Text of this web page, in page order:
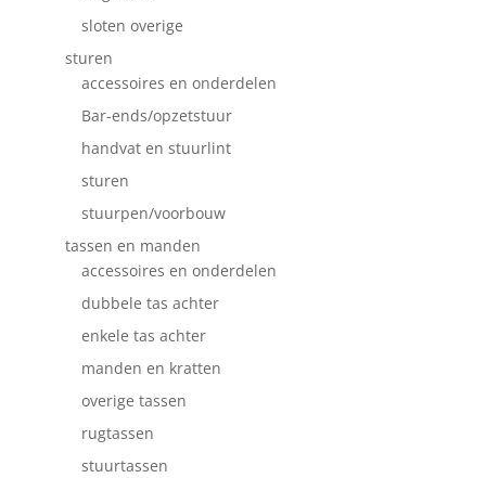
sloten overige
sturen
accessoires en onderdelen
Bar-ends/opzetstuur
handvat en stuurlint
sturen
stuurpen/voorbouw
tassen en manden
accessoires en onderdelen
dubbele tas achter
enkele tas achter
manden en kratten
overige tassen
rugtassen
stuurtassen